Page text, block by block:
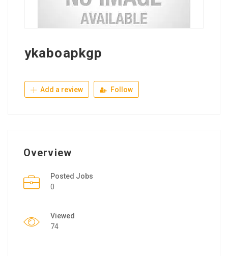
ykaboapkgp
Add a review Follow
Overview
Posted Jobs
0
Viewed
74